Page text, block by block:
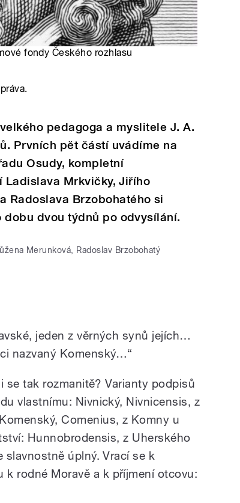
fondy Českého rozhlasu
pedagoga a myslitele J. A.
Prvních pět částí uvádíme na
Osudy, kompletní
Mrkvičky, Jiřího
Radoslava Brzobohatého si
dvou týdnů po odvysílání.
Merunková, Radoslav Brzobohatý
jeden z věrných synů jejích…
nazvaný Komenský…“
se tak rozmanitě? Varianty podpisů
vlastnímu: Nivnický, Nivnicensis, z
Comenius, z Komny u
Hunnobrodensis, z Uherského
slavnostně úplný. Vrací se k
rodné Moravě a k příjmení otcovu: